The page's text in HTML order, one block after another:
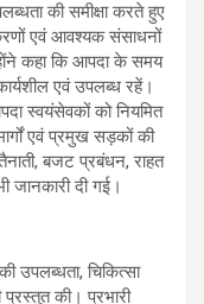
की समीक्षा करते हुए
एवं आवश्यक संसाधनों
कहा कि आपदा के समय
एवं उपलब्ध रहें।
स्वयंसेवकों को नियमित
एवं प्रमुख सड़कों की
बजट प्रबंधन, राहत
जानकारी दी गई।
उपलब्धता, चिकित्सा
प्रस्तुत की। प्रभारी